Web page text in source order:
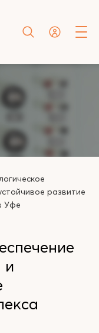
развитие
Уфе
и